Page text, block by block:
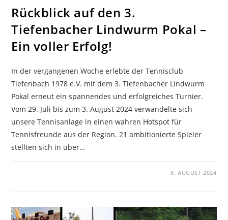
Rückblick auf den 3.
Tiefenbacher Lindwurm Pokal –
Ein voller Erfolg!
In der vergangenen Woche erlebte der Tennisclub
Tiefenbach 1978 e.V. mit dem 3. Tiefenbacher Lindwurm
Pokal erneut ein spannendes und erfolgreiches Turnier.
Vom 29. Juli bis zum 3. August 2024 verwandelte sich
unsere Tennisanlage in einen wahren Hotspot für
Tennisfreunde aus der Region. 21 ambitionierte Spieler
stellten sich in über…
8. AUGUST 2024